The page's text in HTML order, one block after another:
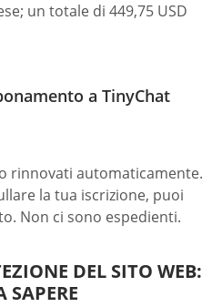
un totale di 449,75 USD
a TinyChat
rinnovati automaticamente.
la tua iscrizione, puoi
Non ci sono espedienti.
DEL SITO WEB:
SAPERE